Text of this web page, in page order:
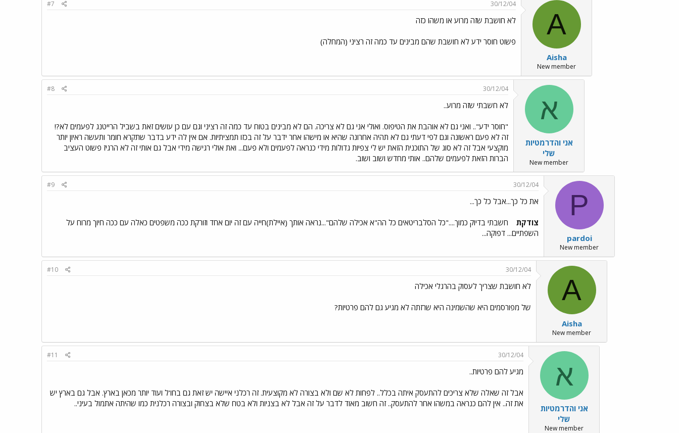
A
Aisha
New member
30/12/04
#7
לא חושבת שזה מרוע או משהו כזה
פשוט חוסר ידע לא חושבת שהם מבינים עד כמה זה רציני (המחלה)
א
אני והדרמטיות
שלי
New member
30/12/04
#8
לא חשבתי שזה מרוע..
"חוסר ידע".. ואני גם לא אוהבת את הטיפוס. ואולי אני גם לא צריכה. הם לא מבינים בטוח עד כמה זה רציני וגם עם כן עושים זאת בשביל הרייטנג לפעמים לא?!
זה לא פעם ראשונה וגם לפי דעתי גם לא תהיה אחרונה שהיא או מישהו אחר ידבר על זה בכזו תמציתיות. אם אין לה ידע בדבר שתקרא חומר ותעשה ראיון יותר
מוקצעי אבל זה לא סוג של התוכנית הזאת יש לי צפיות גדולות מידי כנראה לפעמים ולא פעם... ואת אולי רגישה מידי אבל גם אותי זה לא הרגיז פשוט העציב
הברות הזאת לפעמים שלהם.. אותי מחדש ושוב ושוב.
P
pardoi
New member
30/12/04
#9
את כל כך...אבל כל כך...
צודקת
חשבתי בדיוק כמוך...."כל הסלבריטאים כל הה"א אכילה שלהם"...נראה אותך (איילת)חייה עם זה יום אחד וזורקת ככה משפטים כאלה עם ככה חיוך מרוח על
השפתיים... דפוקה...
A
Aisha
New member
30/12/04
#10
לא חושבת שצריך לעסוק בהרגלי אכילה
של מפורסמים היא שהשמינה היא שרזתה לא מגיע גם להם פרטיות?
א
אני והדרמטיות
שלי
New member
30/12/04
#11
מגיע להם פרטיות..
אבל זה שאלה שלא צריכים להתעסק איתה בכלל.. לפחות לא שם ולא בצורה לא מקוצעית. זה רכלני איישה יש זאת גם בחו'ל ועוד יותר מכאן בארץ. אבל גם בארץ יש
את זה.. אין להם כנראה במשהו אחר להתעסק.. זה חשוב מאוד לדבר על זה אבל לא בצניות ולא בטח שלא בצחוק ובצורה רכלנית כמו שהיתה אתמול בעיני..